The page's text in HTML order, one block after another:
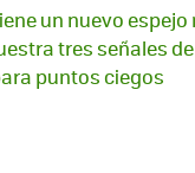
un nuevo
tres señales
puntos ciegos